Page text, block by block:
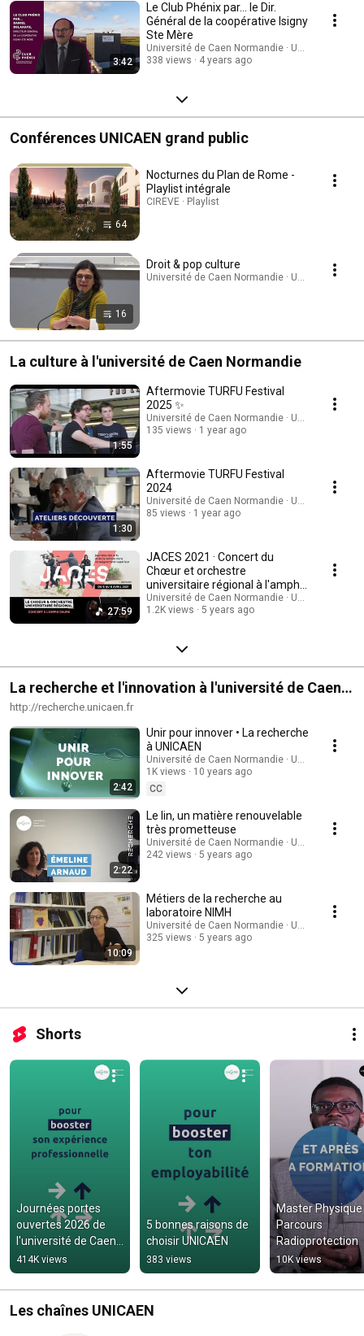
3:42
Le Club Phénix par... le Dir.
Général de la coopérative Isigny
Ste Mère
Université de Caen Normandie · UNICAEN
338 views
4 years ago
Conférences UNICAEN grand public
64
Nocturnes du Plan de Rome -
Playlist intégrale
CIREVE · Playlist
16
Droit & pop culture
Université de Caen Normandie · UNICAEN ·
La culture à l'université de Caen Normandie
1:55
Aftermovie TURFU Festival
2025 ✨
Université de Caen Normandie · UNICAEN
135 views
1 year ago
1:30
Aftermovie TURFU Festival
2024
Université de Caen Normandie · UNICAEN
85 views
1 year ago
27:59
JACES 2021 · Concert du
Chœur et orchestre
universitaire régional à l'amphi
Daure
Université de Caen Normandie · UNICAEN
1.2K views
5 years ago
La recherche et l'innovation à l'université de Caen
Normandie
http://recherche.unicaen.fr
2:42
Unir pour innover • La recherche
à UNICAEN
Université de Caen Normandie · UNICAEN
1K views
10 years ago
CC
2:22
Le lin, un matière renouvelable
très prometteuse
Université de Caen Normandie · UNICAEN
242 views
5 years ago
10:09
Métiers de la recherche au
laboratoire NIMH
Université de Caen Normandie · UNICAEN
325 views
5 years ago
Shorts
Journées portes
ouvertes 2026 de
l'université de Caen
Normandie
414K views
5 bonnes raisons de
choisir UNICAEN
383 views
Master Physique
Parcours
Radioprotection
10K views
Les chaînes UNICAEN